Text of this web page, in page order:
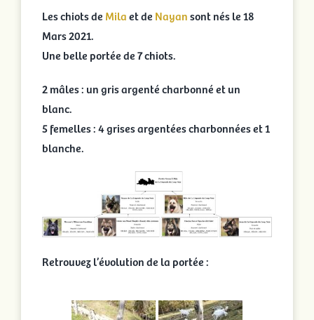
Les chiots de Milaet de Nayansont nés le 18
Mars 2021.
Une belle portée de 7 chiots.
2 mâles : un gris argenté charbonné et un
blanc.
5 femelles : 4 grises argentées charbonnées et 1
blanche.
Retrouvez l’évolution de la portée :